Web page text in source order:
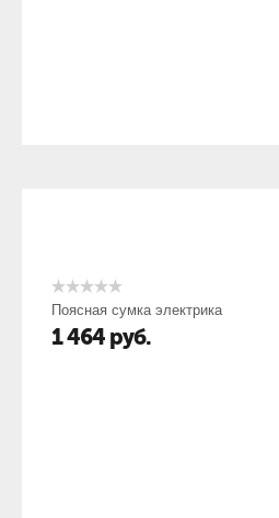
Поясная сумка электрика
1 464 руб.